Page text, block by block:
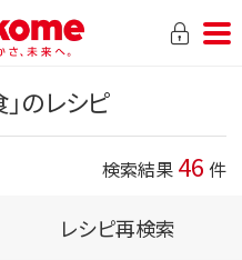
のレシピ
検索結果 46 件
レシピ再検索